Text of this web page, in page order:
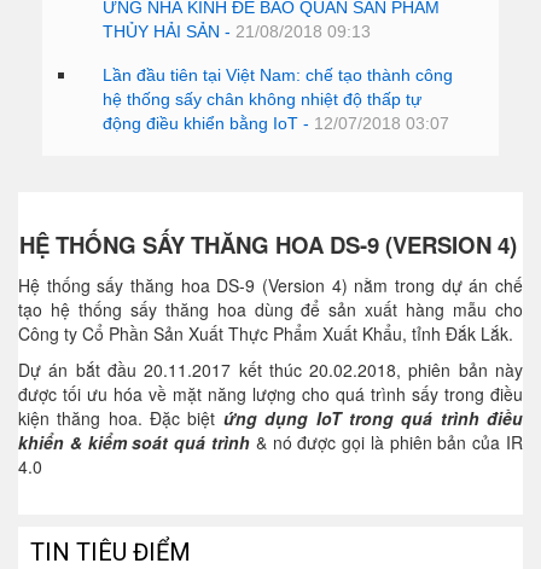
ỨNG NHÀ KÍNH ĐỂ BẢO QUẢN SẢN PHẨM
THỦY HẢI SẢN - 21/08/2018 09:13
Lần đầu tiên tại Việt Nam: chế tạo thành công
hệ thống sấy chân không nhiệt độ thấp tự
động điều khiển bằng IoT - 12/07/2018 03:07
HỆ THỐNG SẤY THĂNG HOA DS-9 (VERSION 4)
Hệ thống sấy thăng hoa DS-9 (Version 4) nằm trong dự án chế
tạo hệ thống sấy thăng hoa dùng để sản xuất hàng mẫu cho
Công ty Cổ Phần Sản Xuất Thực Phẩm Xuất Khẩu, tỉnh Đắk Lắk.
Dự án bắt đầu 20.11.2017 kết thúc 20.02.2018, phiên bản này
được tối ưu hóa về mặt năng lượng cho quá trình sấy trong điều
kiện thăng hoa. Đặc biệt ứng dụng IoT trong quá trình điều
khiển & kiểm soát quá trình & nó được gọi là phiên bản của IR
4.0
TIN TIÊU ĐIỂM